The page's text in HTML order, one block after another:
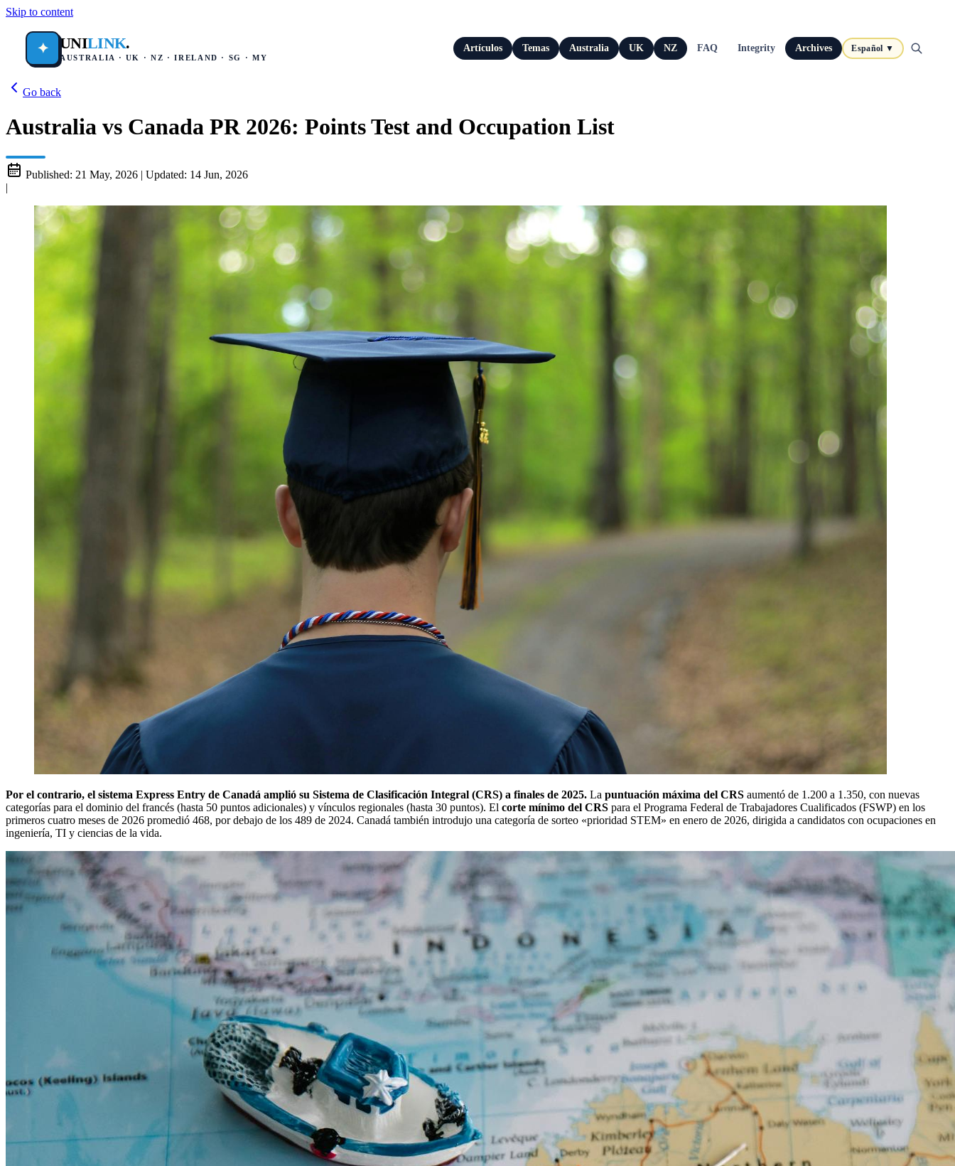
Skip to content
✦ UNILINK.
AUSTRALIA · UK · NZ · IRELAND · SG · MY
Artículos Temas Australia UK NZ FAQ Integrity Archives Español ▼
Go back
Australia vs Canada PR 2026: Points Test and Occupation List
Published: 21 May, 2026 | Updated: 14 Jun, 2026
|
Por el contrario, el sistema Express Entry de Canadá amplió su Sistema de Clasificación Integral (CRS) a finales de 2025. La puntuación máxima del CRS aumentó de 1.200 a 1.350, con nuevas
categorías para el dominio del francés (hasta 50 puntos adicionales) y vínculos regionales (hasta 30 puntos). El corte mínimo del CRS para el Programa Federal de Trabajadores Cualificados (FSWP) en los
primeros cuatro meses de 2026 promedió 468, por debajo de los 489 de 2024. Canadá también introdujo una categoría de sorteo «prioridad STEM» en enero de 2026, dirigida a candidatos con ocupaciones en
ingeniería, TI y ciencias de la vida.